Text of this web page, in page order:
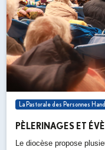
La Pastorale des Personnes
PÈLERINAGES ET
Le diocèse propose